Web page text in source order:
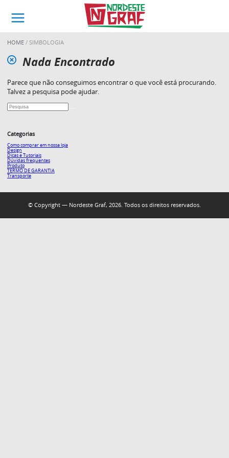
HOME SIMBOLOGIA
Nada Encontrado
Parece que não conseguimos encontrar o que você está procurando.
Talvez a pesquisa pode ajudar.
Categorias
Como comprar em nossa loja
Design
Dicas e Tutoriais
Dúvidas frequentes
Produto
TERMO DE GARANTIA
Transporte
© Copyright — Nordeste Graf, 2026. Todos os direitos reservados.